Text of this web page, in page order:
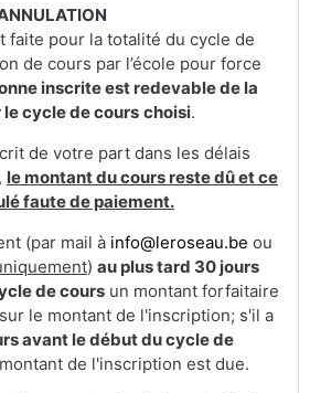
faite pour la totalité du cycle de
de cours par l’école pour force
inscrite est redevable de la
cycle de cours choisi.
de votre part dans les délais
le montant du cours reste dû et ce
faute de paiement.
(par mail à info@leroseau.be ou
) au plus tard 30 jours
de cours un montant forfaitaire
le montant de l'inscription; s'il a
avant le début du cycle de
de l'inscription est due.